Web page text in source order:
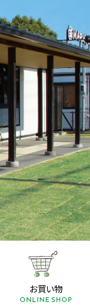
お買い物
ONLINE SHOP